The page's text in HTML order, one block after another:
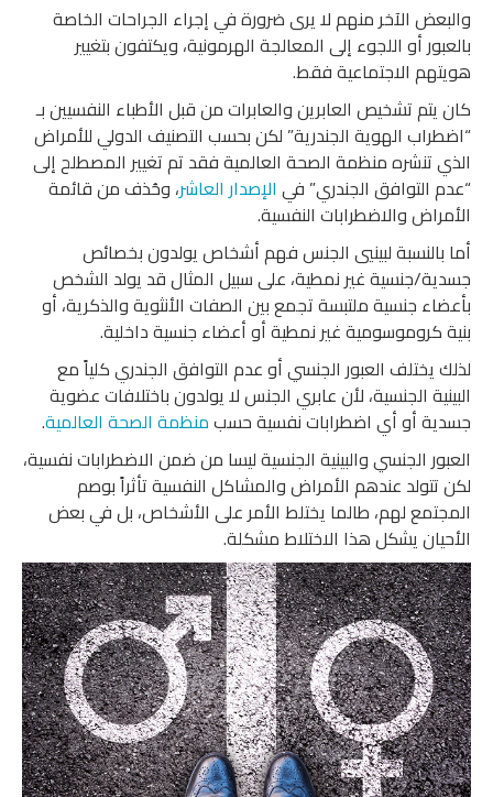
والبعض الآخر منهم لا يرى ضرورة في إجراء الجراحات الخاصة
بالعبور أو اللجوء إلى المعالجة الهرمونية، ويكتفون بتغيير
هويتهم الاجتماعية فقط.
كان يتم تشخيص العابرين والعابرات من قبل الأطباء النفسيين بـ
“اضطراب الهوية الجندرية” لكن بحسب التصنيف الدولي للأمراض
الذي تنشره منظمة الصحة العالمية فقد تم تغيير المصطلح إلى
“عدم التوافق الجندري” في الإصدار العاشر، وحُذف من قائمة
الأمراض والاضطرابات النفسية.
أما بالنسبة لبينيي الجنس فهم أشخاص يولدون بخصائص
جسدية/جنسية غير نمطية، على سبيل المثال قد يولد الشخص
بأعضاء جنسية ملتبسة تجمع بين الصفات الأنثوية والذكرية، أو
بنية كروموسومية غير نمطية أو أعضاء جنسية داخلية.
لذلك يختلف العبور الجنسي أو عدم التوافق الجندري كلياً مع
البينية الجنسية، لأن عابري الجنس لا يولدون باختلافات عضوية
جسدية أو أي اضطرابات نفسية حسبمنظمة الصحة العالمية.
العبور الجنسي والبينية الجنسية ليسا من ضمن الاضطرابات نفسية،
لكن تتولد عندهم الأمراض والمشاكل النفسية تأثراً بوصم
المجتمع لهم، طالما يختلط الأمر على الأشخاص، بل في بعض
الأحيان يشكل هذا الاختلاط مشكلة.